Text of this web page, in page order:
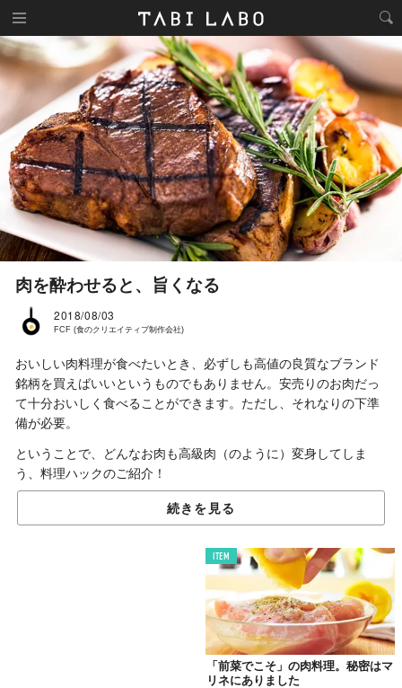
肉を酔わせると、旨くなる
2018/08/03
FCF (食のクリエイティブ制作会社)
おいしい肉料理が食べたいとき、必ずしも高値の良質なブランド
銘柄を買えばいいというものでもありません。安売りのお肉だっ
て十分おいしく食べることができます。ただし、それなりの下準
備が必要。
ということで、どんなお肉も高級肉（のように）変身してしま
う、料理ハックのご紹介！
日本酒の魔力
続きを見る
ITEM
「前菜でこそ」の肉料理。秘密はマ
リネにありました